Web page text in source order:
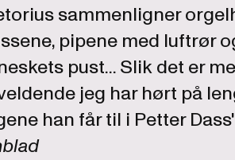
sammenligner
pipene med luftrør
pust... Slik det er
jeg har hørt på
han får til i Petter